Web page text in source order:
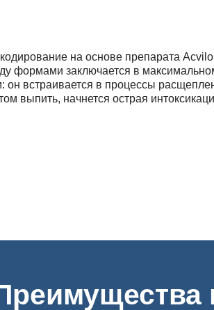
на основе препарата
формами заключается в
он встраивается в процессы
выпить, начнется острая
нарушений сердечного ритма и
при хроническом алкоголизме на